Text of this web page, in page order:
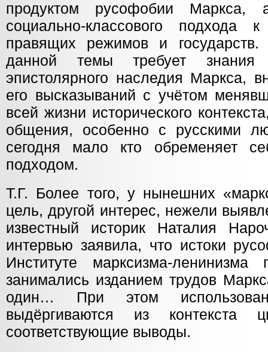
продуктом русофобии
социально-классового подхода
правящих режимов и государств.
данной темы требует знания
эпистолярного наследия Маркса,
его высказываний с учётом
всей жизни исторического
общения, особенно с русскими
сегодня мало кто обременяет
подходом.
Т.Г. Более того, у нынешних
цель, другой интерес, нежели
известный историк Наталия
интервью заявила, что истоки
Институте марксизма-
занимались изданием трудов
один… При этом
выдёргиваются из контекста
соответствующие выводы.